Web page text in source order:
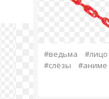
#ведьма
#лицо
#слёзы
#аниме